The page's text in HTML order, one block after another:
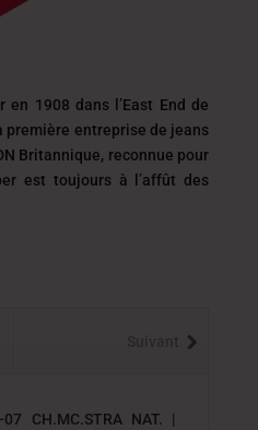
en 1908 dans l’East End de
première entreprise de jeans
Britannique, reconnue pour
est toujours à l’affût des
CH.MC.STRA NAT. |